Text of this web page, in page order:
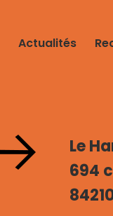
Actualités
Le
694